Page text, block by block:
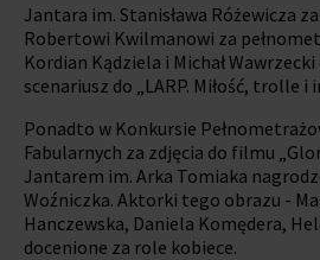
Jantara im. Stanisława Różewicza
Robertowi Kwilmanowi za
Kordian Kądziela i Michał
scenariusz do „LARP. Miłość, trolle i
Ponadto w Konkursie
Fabularnych za zdjęcia do filmu
Jantarem im. Arka Tomiaka
Woźniczka. Aktorki tego obrazu -
Hanczewska, Daniela Komędera,
docenione za role kobiece.